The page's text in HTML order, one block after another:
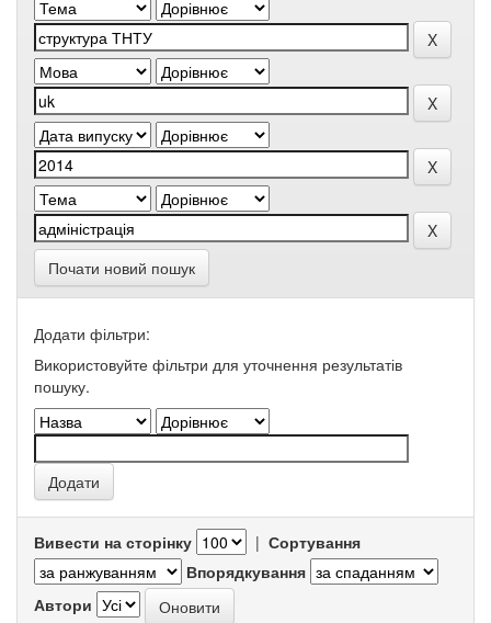
Почати новий пошук
Додати фільтри:
Використовуйте фільтри для уточнення результатів
пошуку.
Вивести на сторінку | Сортування
Впорядкування
Автори